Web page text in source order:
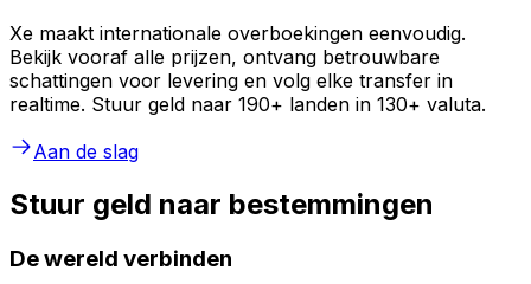
Xe maakt internationale overboekingen eenvoudig.
Bekijk vooraf alle prijzen, ontvang betrouwbare
schattingen voor levering en volg elke transfer in
realtime. Stuur geld naar 190+ landen in 130+ valuta.
Aan de slag
Stuur geld naar bestemmingen
De wereld verbinden